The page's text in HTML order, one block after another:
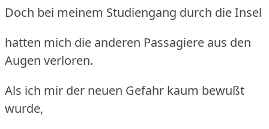
Doch bei meinem Studiengang durch die Insel
hatten mich die anderen Passagiere aus den
Augen verloren.
Als ich mir der neuen Gefahr kaum bewußt
wurde,